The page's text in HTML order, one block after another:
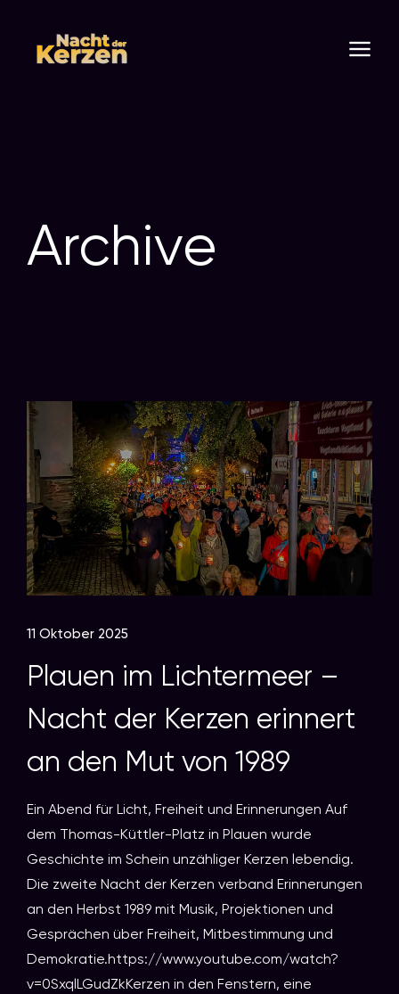
Archive
11 Oktober 2025
Plauen im Lichtermeer –
Nacht der Kerzen erinnert
an den Mut von 1989
Ein Abend für Licht, Freiheit und Erinnerungen Auf
dem Thomas-Küttler-Platz in Plauen wurde
Geschichte im Schein unzähliger Kerzen lebendig.
Die zweite Nacht der Kerzen verband Erinnerungen
an den Herbst 1989 mit Musik, Projektionen und
Gesprächen über Freiheit, Mitbestimmung und
Demokratie.https://www.youtube.com/watch?
v=0SxqlLGudZkKerzen in den Fenstern, eine